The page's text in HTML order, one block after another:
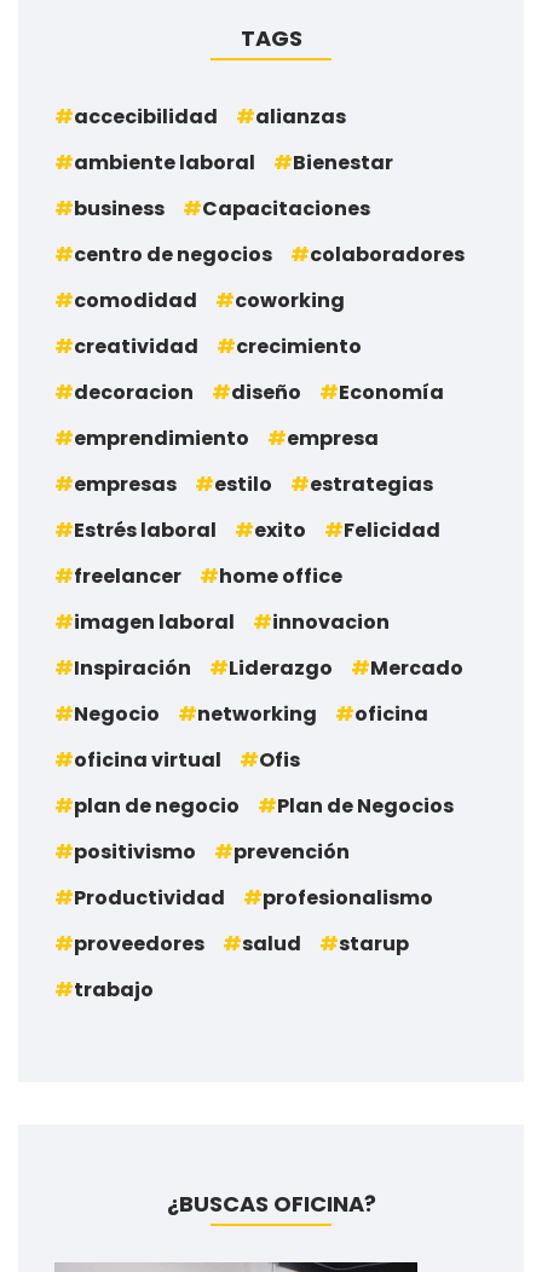
TAGS
accecibilidad
alianzas
ambiente laboral
Bienestar
business
Capacitaciones
centro de negocios
colaboradores
comodidad
coworking
creatividad
crecimiento
decoracion
diseño
Economía
emprendimiento
empresa
empresas
estilo
estrategias
Estrés laboral
exito
Felicidad
freelancer
home office
imagen laboral
innovacion
Inspiración
Liderazgo
Mercado
Negocio
networking
oficina
oficina virtual
Ofis
plan de negocio
Plan de Negocios
positivismo
prevención
Productividad
profesionalismo
proveedores
salud
starup
trabajo
¿BUSCAS OFICINA?